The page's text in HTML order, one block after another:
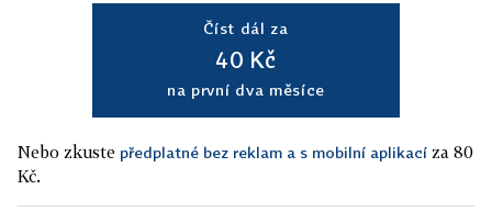
Číst dál za
40 Kč
na první dva měsíce
Nebo zkuste předplatné bez reklam a s mobilní aplikací za 80
Kč.